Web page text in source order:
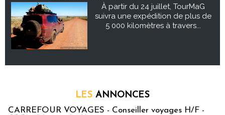
À partir du 24 juillet, TourMaG
suivra une expédition de plus de
5 000 kilomètres à travers...
LES ANNONCES
CARREFOUR VOYAGES - Conseiller voyages H/F -